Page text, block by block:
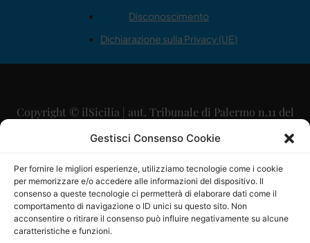
Gestisci Consenso Cookie
Per fornire le migliori esperienze, utilizziamo tecnologie come i cookie
per memorizzare e/o accedere alle informazioni del dispositivo. Il
consenso a queste tecnologie ci permetterà di elaborare dati come il
comportamento di navigazione o ID unici su questo sito. Non
acconsentire o ritirare il consenso può influire negativamente su alcune
caratteristiche e funzioni.
Disconoscimento
Dichiarazione sulla Privacy (UE)
Copyright © ilSicilia | aut. Tribunale di Palermo n.11 del
29/09/2015
Direttore Editoriale: Maurizio Scaglione
Direttore Responsabile: Maria Calabrese